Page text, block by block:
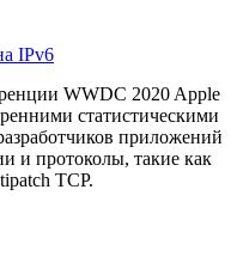
IPv6
WWDC 2020 Apple
статистическими
приложений
и протоколы, такие как
TCP.